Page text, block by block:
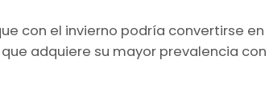
con el invierno podría convertirse en
adquiere su mayor prevalencia con